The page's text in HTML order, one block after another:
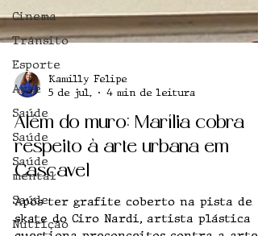
Cinema
Trânsito
Esporte
Arte
Saúde
Saúde
Saúde
mental
Saúde
Nutrição
5 de jul.
4 min de leitura
Além do muro: Marília cobra
respeito à arte urbana em
Cascavel